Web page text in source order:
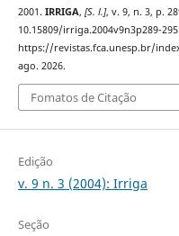
2001. IRRIGA, [S. l.], v. 9, n. 3, p.
10.15809/irriga.2004v9n3p289-
https://revistas.fca.unesp.br/
ago. 2026.
Fomatos de Citação
Edição
v. 9 n. 3 (2004): Irriga
Seção